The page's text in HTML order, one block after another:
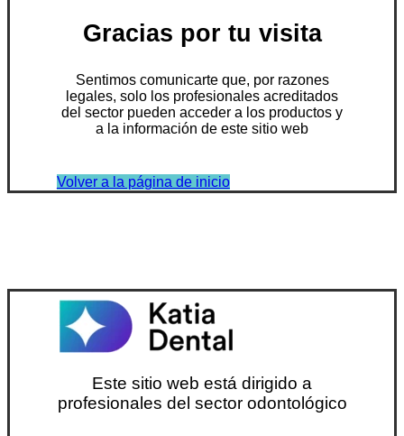
Gracias por tu visita
Sentimos comunicarte que, por razones
legales, solo los profesionales acreditados
del sector pueden acceder a los productos y
a la información de este sitio web
Volver a la página de inicio
Este sitio web está dirigido a
profesionales del sector odontológico